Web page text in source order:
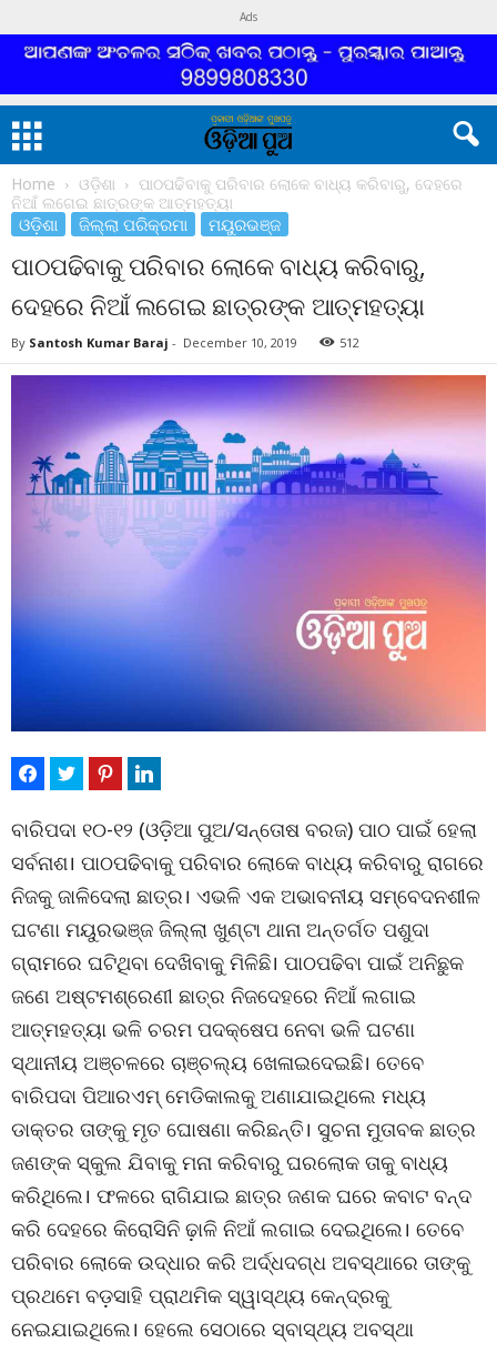
Ads
Home ଓଡ଼ିଶା
ପାଠପଢିବାକୁ ପରିବାର ଲୋକେ ବାଧ୍ୟ କରିବାରୁ, ଦେହରେ
ନିଆଁ ଲଗେଇ ଛାତ୍ରଙ୍କ ଆତ୍ମହତ୍ୟା
ଓଡ଼ିଶା ଜିଲ୍ଲା ପରିକ୍ରମା ମୟୁରଭଞ୍ଜ
ପାଠପଢିବାକୁ ପରିବାର ଲୋକେ ବାଧ୍ୟ କରିବାରୁ,
ଦେହରେ ନିଆଁ ଲଗେଇ ଛାତ୍ରଙ୍କ ଆତ୍ମହତ୍ୟା
By Santosh Kumar Baraj - December 10, 2019 512
ବାରିପଦା ୧୦-୧୨ (ଓଡ଼ିଆ ପୁଅ/ସନ୍ତୋଷ ବରଜ) ପାଠ ପାଇଁ ହେଲା
ସର୍ବନାଶ। ପାଠପଢିବାକୁ ପରିବାର ଲୋକେ ବାଧ୍ୟ କରିବାରୁ ରାଗରେ
ନିଜକୁ ଜାଳିଦେଲା ଛାତ୍ର। ଏଭଳି ଏକ ଅଭାବନୀୟ ସମ୍ବେଦନଶୀଳ
ଘଟଣା ମୟୁରଭଞ୍ଜ ଜିଲ୍ଲା ଖୁଣ୍ଟା ଥାନା ଅନ୍ତର୍ଗତ ପଶୁଦା
ଗ୍ରାମରେ ଘଟିଥିବା ଦେଖିବାକୁ ମିଳିଛି। ପାଠପଢିବା ପାଇଁ ଅନିଛୁକ
ଜଣେ ଅଷ୍ଟମଶ୍ରେଣୀ ଛାତ୍ର ନିଜଦେହରେ ନିଆଁ ଲଗାଇ
ଆତ୍ମହତ୍ୟା ଭଳି ଚରମ ପଦକ୍ଷେପ ନେବା ଭଳି ଘଟଣା
ସ୍ଥାନୀୟ ଅଞ୍ଚଳରେ ଚାଞ୍ଚଲ୍ୟ ଖେଳାଇଦେଇଛି। ତେବେ
ବାରିପଦା ପିଆରଏମ୍ ମେଡିକାଲକୁ ଅଣାଯାଇଥିଲେ ମଧ୍ୟ
ଡାକ୍ତର ତାଙ୍କୁ ମୃତ ଘୋଷଣା କରିଛନ୍ତି। ସୁଚନା ମୁତାବକ ଛାତ୍ର
ଜଣଙ୍କ ସ୍କୁଲ ଯିବାକୁ ମନା କରିବାରୁ ଘରଲୋକ ତାକୁ ବାଧ୍ୟ
କରିଥିଲେ। ଫଳରେ ରାଗିଯାଇ ଛାତ୍ର ଜଣକ ଘରେ କବାଟ ବନ୍ଦ
କରି ଦେହରେ କିରୋସିନି ଢ଼ାଳି ନିଆଁ ଲଗାଇ ଦେଇଥିଲେ। ତେବେ
ପରିବାର ଲୋକେ ଉଦ୍ଧାର କରି ଅର୍ଦ୍ଧଦଗ୍ଧ ଅବସ୍ଥାରେ ତାଙ୍କୁ
ପ୍ରଥମେ ବଡ଼ସାହି ପ୍ରାଥମିକ ସ୍ୱାସ୍ଥ୍ୟ କେନ୍ଦ୍ରକୁ
ନେଇଯାଇଥିଲେ। ହେଲେ ସେଠାରେ ସ୍ବାସ୍ଥ୍ୟ ଅବସ୍ଥା